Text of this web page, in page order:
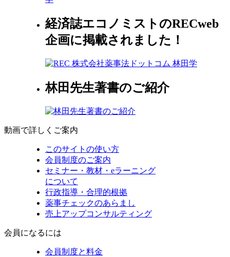
経済誌エコノミストのRECweb
企画に掲載されました！
林田先生著書のご紹介
動画で詳しくご案内
このサイトの使い方
会員制度のご案内
セミナー・教材・eラーニング
について
行政指導・合理的根拠
薬事チェックのあらまし
売上アップコンサルティング
会員になるには
会員制度と料金